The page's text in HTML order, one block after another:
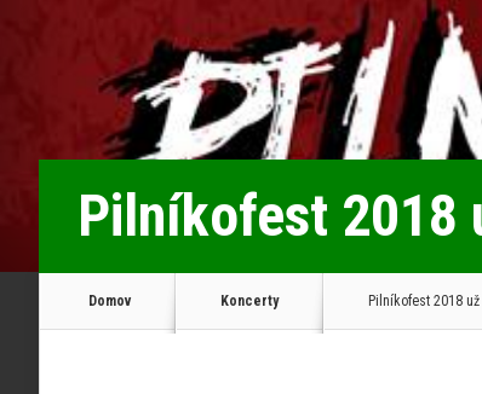
Pilníkofest 2018
Domov Koncerty Pilníkofest 2018